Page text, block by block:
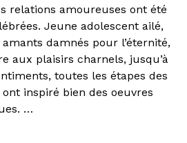
relations amoureuses ont été
Jeune adolescent ailé,
damnés pour l’éternité,
aux plaisirs charnels, jusqu’à
toutes les étapes des
inspiré bien des oeuvres
…